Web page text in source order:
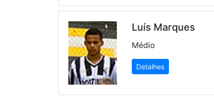
Luís Marques
Médio
Detalhes